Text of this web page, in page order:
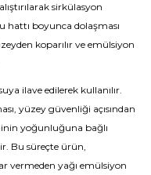
sirkülasyon
hattı boyunca dolaşması
koparılır ve emülsiyon
ilave edilerek kullanılır.
yüzey güvenliği açısından
yoğunluğuna bağlı
Bu süreçte ürün,
vermeden yağı emülsiyon